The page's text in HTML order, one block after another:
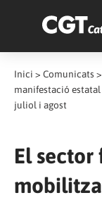
Inici > Comunicats >
manifestació estatal
juliol i agost
El sector